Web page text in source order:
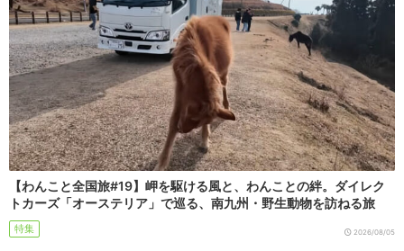
【わんこと全国旅#19】岬を駆ける風と、わんことの絆。ダイレク
トカーズ「オーステリア」で巡る、南九州・野生動物を訪ねる旅
特集 2026/08/05